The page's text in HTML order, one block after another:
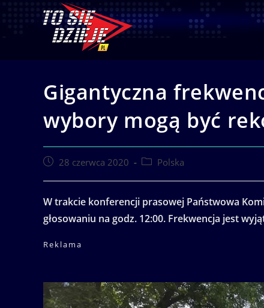
Gigantyczna
wybory mogą być
Post 28 czerwca 2020
Post Polska
W trakcie konferencji prasowej Państwowa
głosowaniu na godz. 12:00. Frekwencja jest
Reklama